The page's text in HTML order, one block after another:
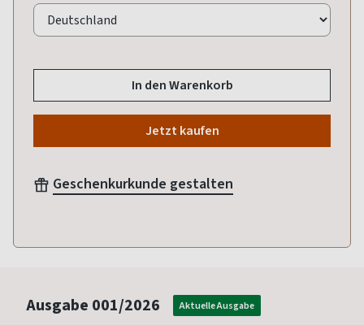
In den Warenkorb
Jetzt kaufen
Geschenkurkunde gestalten
Ausgabe 001/2026 Aktuelle Ausgabe